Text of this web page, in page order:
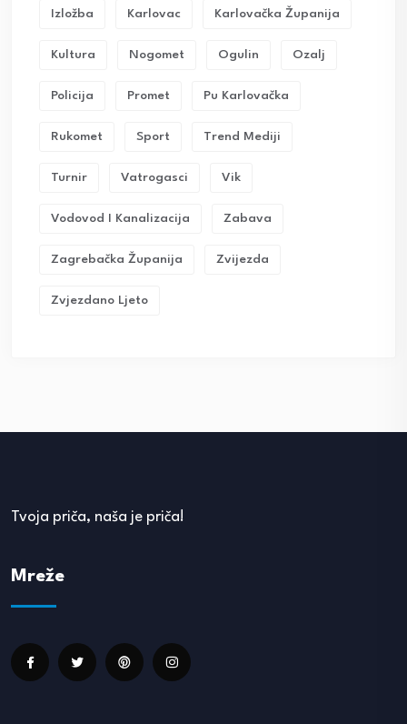
Izložba Karlovac Karlovačka Županija
Kultura Nogomet Ogulin Ozalj
Policija Promet Pu Karlovačka
Rukomet Sport Trend Mediji
Turnir Vatrogasci Vik
Vodovod I Kanalizacija Zabava
Zagrebačka Županija Zvijezda
Zvjezdano Ljeto
Tvoja priča, naša je priča!
Mreže